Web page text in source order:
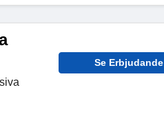
Se Erbjudande